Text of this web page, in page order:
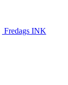
Fredags INK